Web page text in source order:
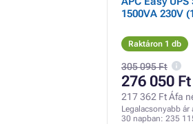
1500VA 230V
Raktáron 1 db
305 095 Ft
276 050 Ft
217 362 Ft Áfa
Legalacsonyabb ár
30 napban: 235